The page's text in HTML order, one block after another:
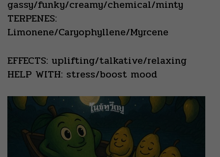
gassy/funky/creamy/chemical/minty
TERPENES:
Limonene/Caryophyllene/Myrcene
EFFECTS: uplifting/talkative/relaxing
HELP WITH: stress/boost mood